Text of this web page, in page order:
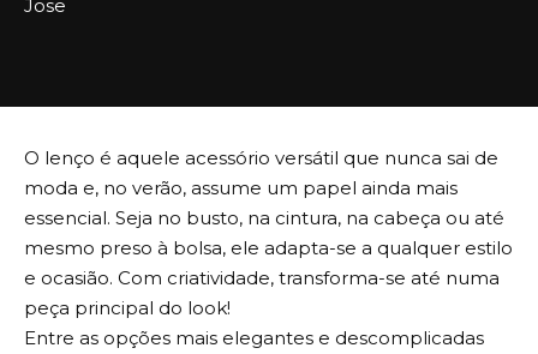
O lenço é aquele acessório versátil que nunca sai de
moda e, no verão, assume um papel ainda mais
essencial. Seja no busto, na cintura, na cabeça ou até
mesmo preso à bolsa, ele adapta-se a qualquer estilo
e ocasião. Com criatividade, transforma-se até numa
peça principal do look!
Entre as opções mais elegantes e descomplicadas